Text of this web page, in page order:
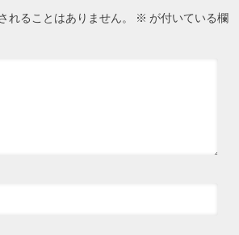
れることはありません。 ※ が付いている欄